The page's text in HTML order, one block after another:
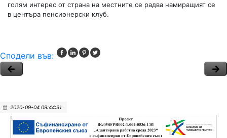
голям интерес от страна на местните се радва намиращият се
в центъра пенсионерски клуб.
Сподели във:
2020-09-04 09:44:31